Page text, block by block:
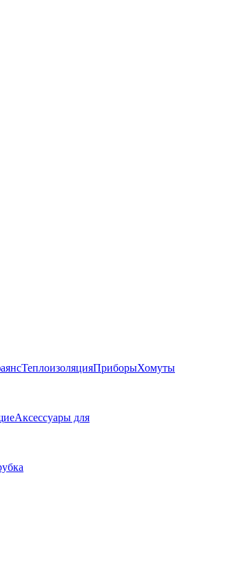
ТеплоизоляцияПриборыХомуты
Аксессуары для